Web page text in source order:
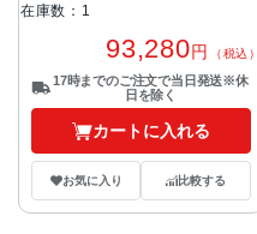
在庫数：1
93,280円 （税込）
17時までのご注文で当日発送※休
日を除く
カートに入れる
お気に入り 比較する